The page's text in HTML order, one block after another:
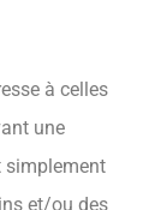
à celles
une
simplement
et/ou des